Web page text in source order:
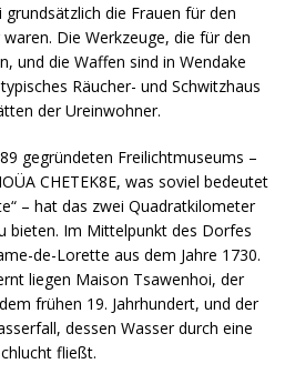
grundsätzlich die Frauen für den
Die Werkzeuge, die für den
und die Waffen sind in Wendake
Räucher- und Schwitzhaus
der Ureinwohner.
gegründeten Freilichtmuseums –
CHETEK8E, was soviel bedeutet
– hat das zwei Quadratkilometer
bieten. Im Mittelpunkt des Dorfes
de-Lorette aus dem Jahre 1730.
liegen Maison Tsawenhoi, der
frühen 19. Jahrhundert, und der
dessen Wasser durch eine
fließt.